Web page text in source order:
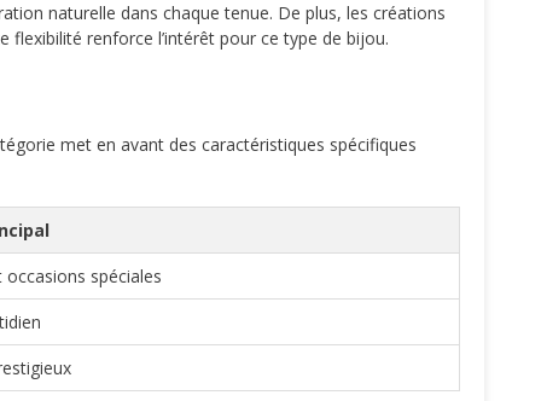
naturelle dans chaque tenue. De plus, les créations
flexibilité renforce l’intérêt pour ce type de bijou.
met en avant des caractéristiques spécifiques
occasions spéciales